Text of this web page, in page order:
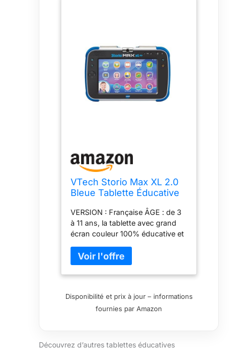
VTech Storio Max XL 2.0
Bleue Tablette Éducative
VERSION : Française ÂGE : de 3
à 11 ans, la tablette avec grand
écran couleur 100% éducative et
Tablette enfant 100% éducative /
Écran 6,95 pouces multi touch
HD / Fonctionne avec WI-FI /
intégré / Mémoire interne de 8Go
extensible jusqu’à 40Go via une
casque ou haut-parleur) KID
Disponibilité et prix à jour – informations
fournies par Amazon
Découvrez d’autres tablettes éducatives